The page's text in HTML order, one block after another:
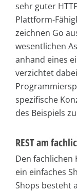
sehr guter
Plattform-
zeichnen Go
wesentlichen
anhand eines
verzichtet
spezifische
des Beispiels
REST am
Den fachlichen
ein einfaches
Shops besteht